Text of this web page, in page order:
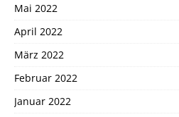
Mai 2022
April 2022
März 2022
Februar 2022
Januar 2022